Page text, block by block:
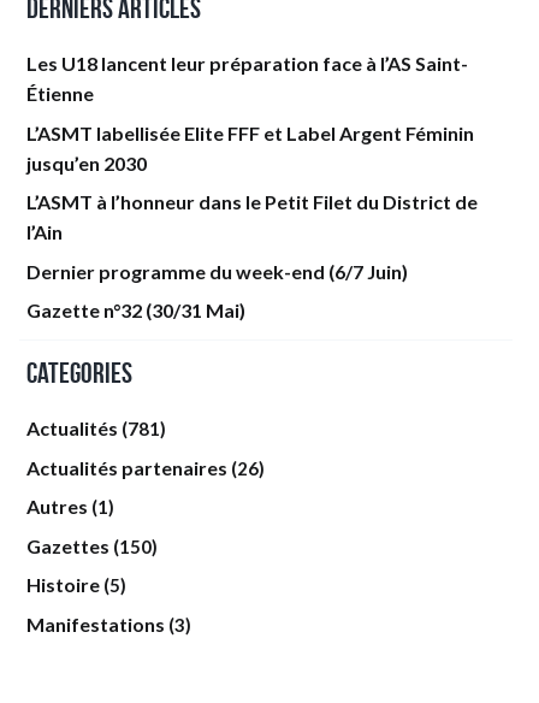
Derniers articles
Les U18 lancent leur préparation face à l’AS Saint-
Étienne
L’ASMT labellisée Elite FFF et Label Argent Féminin
jusqu’en 2030
L’ASMT à l’honneur dans le Petit Filet du District de
l’Ain
Dernier programme du week-end (6/7 Juin)
Gazette n°32 (30/31 Mai)
Categories
Actualités (781)
Actualités partenaires (26)
Autres (1)
Gazettes (150)
Histoire (5)
Manifestations (3)